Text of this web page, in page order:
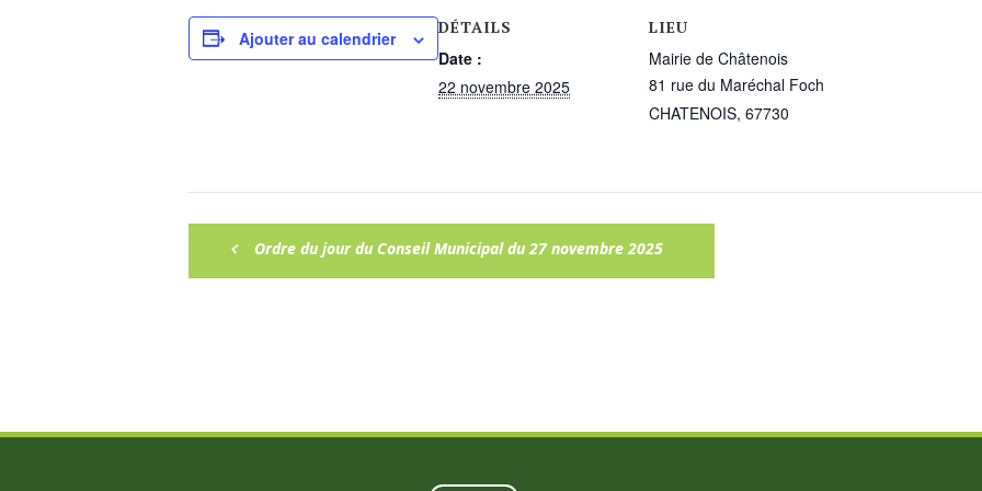
Ajouter au calendrier
DÉTAILS
Date :
22 novembre 2025
LIEU
Mairie de Châtenois
81 rue du Maréchal Foch
CHATENOIS, 67730
Ordre du jour du Conseil Municipal du 27 novembre 2025